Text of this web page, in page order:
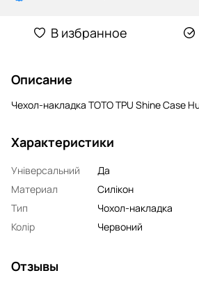
В избранное
Описание
Чехол-накладка TOTO TPU Shine Case
Характеристики
Універсальний
Да
Материал
Силікон
Тип
Чохол-накладка
Колір
Червоний
Отзывы